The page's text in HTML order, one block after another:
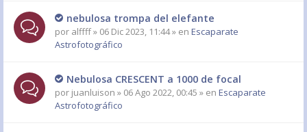
nebulosa trompa del elefante
por alffff» 06 Dic 2023, 11:44 » en Escaparate
Astrofotográfico
Nebulosa CRESCENT a 1000 de focal
por juanluison » 06 Ago 2022, 00:45 » en Escaparate
Astrofotográfico